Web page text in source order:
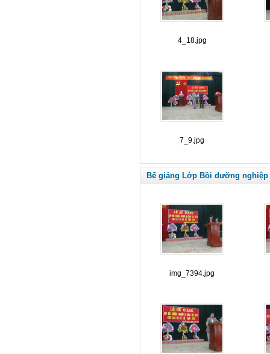
4_18.jpg
7_9.jpg
Bế giảng Lớp Bồi dưỡng nghiệp
img_7394.jpg